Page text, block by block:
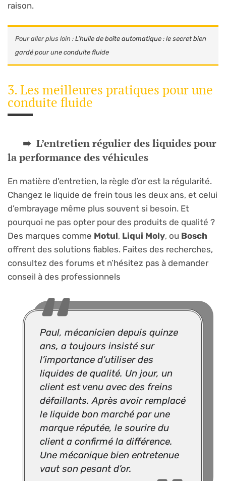
raison.
Pour aller plus loin : L’huile de boîte automatique : le secret bien
gardé pour une conduite fluide
3. Les meilleures pratiques pour une
conduite fluide
L’entretien régulier des liquides pour
la performance des véhicules
En matière d’entretien, la règle d’or est la régularité.
Changez le liquide de frein tous les deux ans, et celui
d’embrayage même plus souvent si besoin. Et
pourquoi ne pas opter pour des produits de qualité ?
Des marques comme Motul, Liqui Moly, ou Bosch
offrent des solutions fiables. Faites des recherches,
consultez des forums et n’hésitez pas à demander
conseil à des professionnels
Paul, mécanicien depuis quinze
ans, a toujours insisté sur
l’importance d’utiliser des
liquides de qualité. Un jour, un
client est venu avec des freins
défaillants. Après avoir remplacé
le liquide bon marché par une
marque réputée, le sourire du
client a confirmé la différence.
Une mécanique bien entretenue
vaut son pesant d’or.